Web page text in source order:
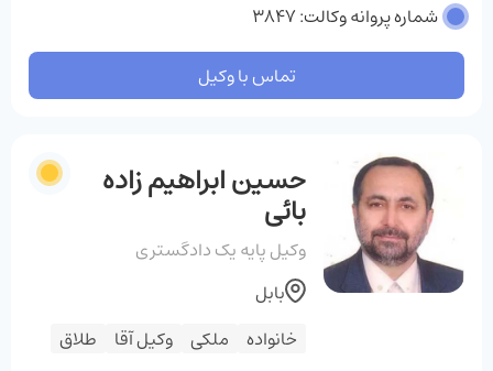
شماره پروانه وکالت: 3847
تماس با وکیل
حسین ابراهیم زاده
بائی
وکیل پایه یک دادگستری
خانواده ملکی وکیل آقا طلاق
بابل